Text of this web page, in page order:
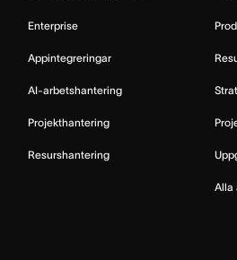
Enterprise
Appintegreringar
AI-arbetshantering
Projekthantering
Resurshantering
Alla